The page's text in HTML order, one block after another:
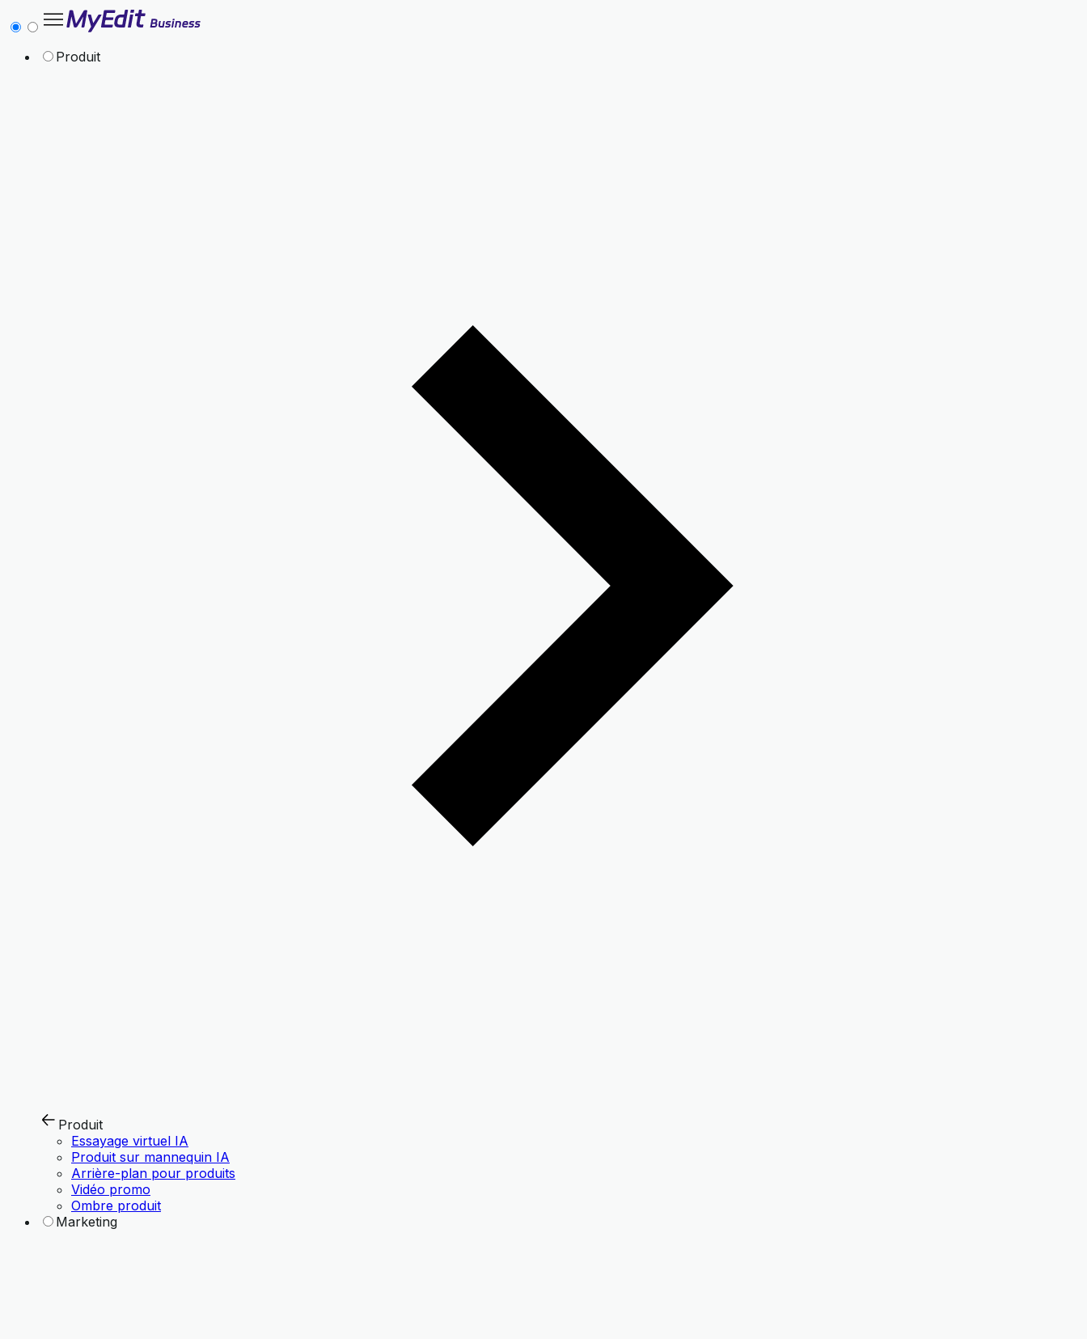
Produit
Produit
Essayage virtuel IA
Produit sur mannequin IA
Arrière-plan pour produits
Vidéo promo
Ombre produit
Marketing